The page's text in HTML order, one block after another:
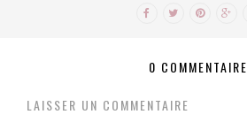
0 COMMENTAIRE
LAISSER UN COMMENTAIRE